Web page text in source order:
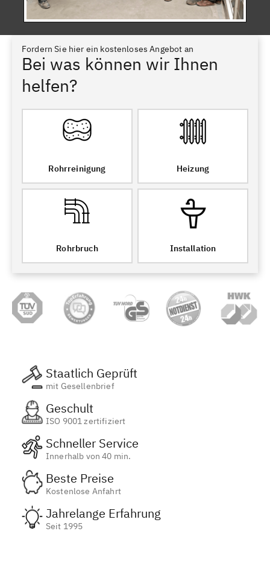
Fordern Sie hier ein kostenloses Angebot an
Bei was können wir Ihnen
helfen?
Rohrreinigung Heizung
Rohrbruch Installation
Staatlich Geprüft
mit Gesellenbrief
Geschult
ISO 9001 zertifiziert
Schneller Service
Innerhalb von 40 min.
Beste Preise
Kostenlose Anfahrt
Jahrelange Erfahrung
Seit 1995